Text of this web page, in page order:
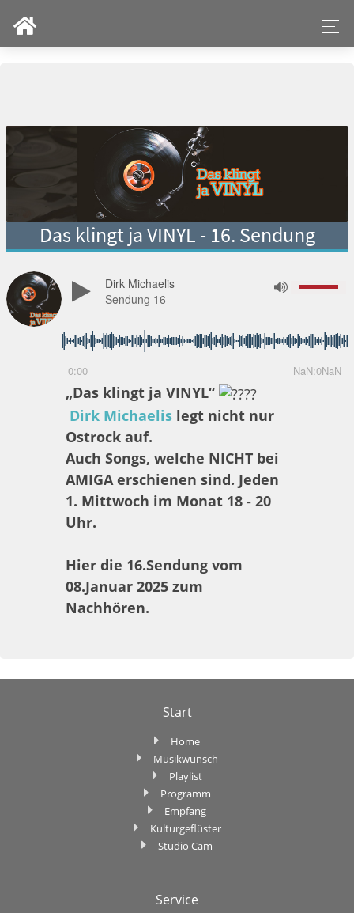
Das klingt ja VINYL - 16. Sendung
Dirk Michaelis
Sendung 16
NaN:0NaN
0:00
„Das klingt ja VINYL“
Dirk Michaelis legt nicht nur
Ostrock auf.
Auch Songs, welche NICHT bei
AMIGA erschienen sind. Jeden
1. Mittwoch im Monat 18 - 20
Uhr.
Hier die 16.Sendung vom
08.Januar 2025 zum
Nachhören.
Start
Home
Musikwunsch
Playlist
Programm
Empfang
Kulturgeflüster
Studio Cam
Service